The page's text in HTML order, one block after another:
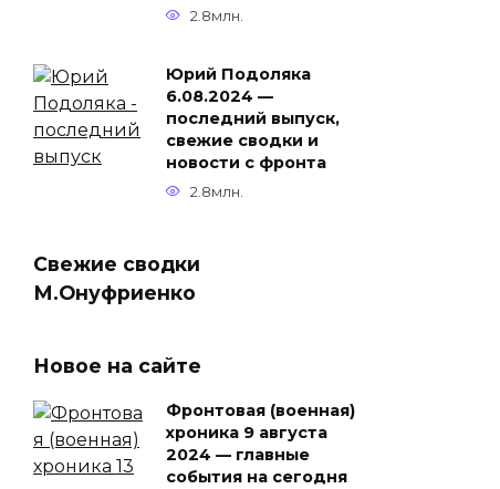
2.8млн.
Юрий Подоляка
6.08.2024 —
последний выпуск,
свежие сводки и
новости с фронта
2.8млн.
Свежие сводки
М.Онуфриенко
Новое на сайте
Фронтовая (военная)
хроника 9 августа
2024 — главные
события на сегодня